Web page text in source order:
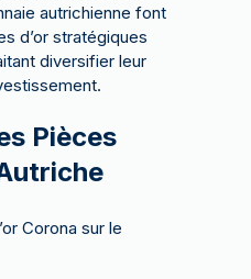
autrichienne font
d’or stratégiques
diversifier leur
Pièces
Corona sur le